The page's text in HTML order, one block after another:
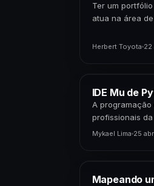
Ter um
atua na área
Herbert Toyota 22
IDE Mu de
A programação
profissionais
que…
Mykael Lima 25 abr
Mapeando